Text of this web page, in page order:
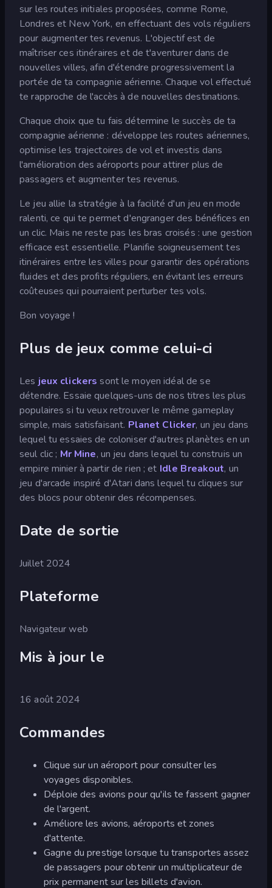
sur les routes initiales proposées, comme Rome,
Londres et New York, en effectuant des vols réguliers
pour augmenter tes revenus. L'objectif est de
maîtriser ces itinéraires et de t'aventurer dans de
nouvelles villes, afin d'étendre progressivement la
portée de ta compagnie aérienne. Chaque vol effectué
te rapproche de l'accès à de nouvelles destinations.
Chaque choix que tu fais détermine le succès de ta
compagnie aérienne : développe les routes aériennes,
optimise les trajectoires de vol et investis dans
l'amélioration des aéroports pour attirer plus de
passagers et augmenter tes revenus.
Le jeu allie la stratégie à la facilité d'un jeu en mode
ralenti, ce qui te permet d'engranger des bénéfices en
un clic. Mais ne reste pas les bras croisés : une gestion
efficace est essentielle. Planifie soigneusement tes
itinéraires entre les villes pour garantir des opérations
fluides et des profits réguliers, en évitant les erreurs
coûteuses qui pourraient perturber tes vols.
Bon voyage !
Plus de jeux comme celui-ci
Les jeux clickers sont le moyen idéal de se
détendre. Essaie quelques-uns de nos titres les plus
populaires si tu veux retrouver le même gameplay
simple, mais satisfaisant. Planet Clicker, un jeu dans
lequel tu essaies de coloniser d'autres planètes en un
seul clic ; Mr Mine, un jeu dans lequel tu construis un
empire minier à partir de rien ; et Idle Breakout, un
jeu d'arcade inspiré d'Atari dans lequel tu cliques sur
des blocs pour obtenir des récompenses.
Date de sortie
Juillet 2024
Plateforme
Navigateur web
Mis à jour le
16 août 2024
Commandes
Clique sur un aéroport pour consulter les
voyages disponibles.
Déploie des avions pour qu'ils te fassent gagner
de l'argent.
Améliore les avions, aéroports et zones
d'attente.
Gagne du prestige lorsque tu transportes assez
de passagers pour obtenir un multiplicateur de
prix permanent sur les billets d'avion.